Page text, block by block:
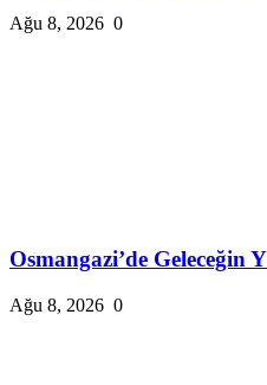
Ağu 8, 2026 0
Osmangazi’de Geleceğin
Ağu 8, 2026 0